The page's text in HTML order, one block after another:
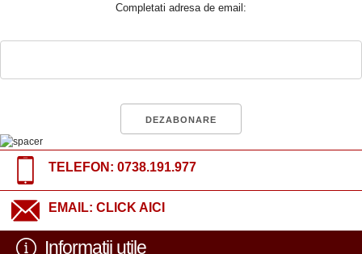
Completati adresa de email:
TELEFON: 0738.191.977
EMAIL: CLICK AICI
Informatii utile